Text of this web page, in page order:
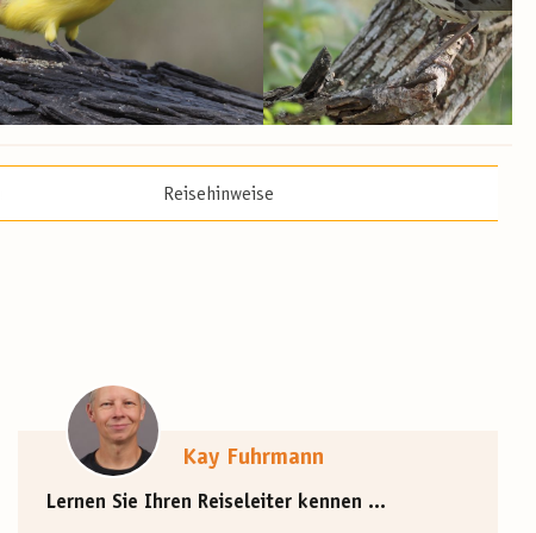
Reisehinweise
Kay Fuhrmann
Lernen Sie Ihren Reiseleiter kennen ...